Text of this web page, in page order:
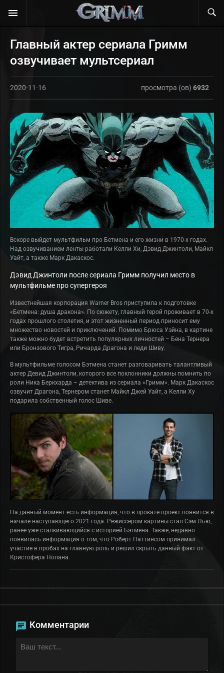
Главный актер сериала Гримм
озвучивает мультсериал
2020-11-16 просмотра (ов) 6932
Вскоре выйдет мультфильм про Бетмена и его жизни в 1970-х годах.
Над озвучиванием ленты работали Келли Хи, Дэвид Джинтоли, Майкл
Уайт, а также Марк Дакаскос.
Дэвид Джинтоли после сериала Гримм получил место в
мультфильме про супергероя
Известнейшая корпорация Warner Bros приступила к подготовке
«Бетмена: душа дракона». По сюжету, главный герой проживает в 70-х
годах прошлого столетия, и этот жизненный период приносит ему
множество новостей и приключений. Помимо Брюса Уэйна, в картине
также можно будет встретить популярных личностей – Бена Тернера
или Бронзового Тигра, Ричарда Драгона и леди Шиву.
В мультфильме голосом Бэтмена станет разговаривать талантливый
актер Девид Джинтоли, которого все поклонники должны помнить по
роли Ника Беркхарда – детектива из сериала «Гримм». Марк Дакаскос
озвучит Драгона, Тернером станет Майкл Джей Уайт, а Келли Ху
подарила собственный голос Шиве.
На данный момент есть информация, что в прокате проект появится в
начале наступающего 2021 года. Режиссером картины стал Сэм Лью,
ранее уже сталкивающийся с историей Бэтмена. Также, недавно
появилась информация о том, что Роберт Паттинсом принимал
участие в пробах на главную роль и решил скрыть данный факт от
Кристофера Нолана.
Комментарии